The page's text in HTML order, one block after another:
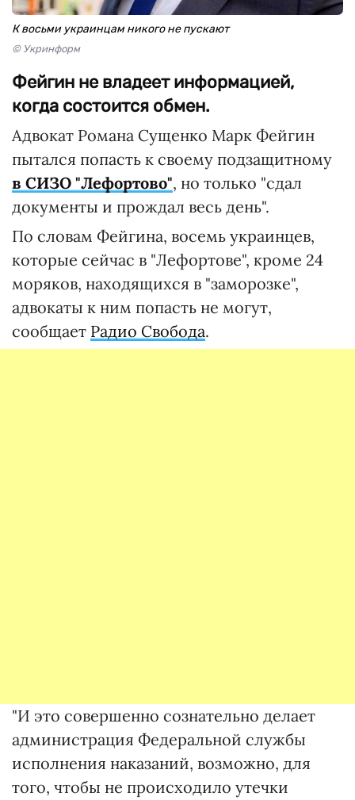
К восьми украинцам никого не пускают
© Укринформ
Фейгин не владеет информацией,
когда состоится обмен.
Адвокат Романа Сущенко Марк Фейгин
пытался попасть к своему подзащитному
в СИЗО "Лефортово", но только "сдал
документы и прождал весь день".
По словам Фейгина, восемь украинцев,
которые сейчас в "Лефортове", кроме 24
моряков, находящихся в "заморозке",
адвокаты к ним попасть не могут,
сообщает Радио Свобода.
"И это совершенно сознательно делает
администрация Федеральной службы
исполнения наказаний, возможно, для
того, чтобы не происходило утечки